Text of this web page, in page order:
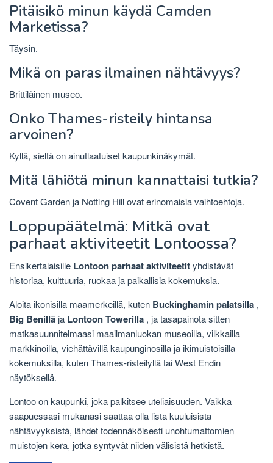
Pitäisikö minun käydä Camden
Marketissa?
Täysin.
Mikä on paras ilmainen nähtävyys?
Brittiläinen museo.
Onko Thames-risteily hintansa
arvoinen?
Kyllä, sieltä on ainutlaatuiset kaupunkinäkymät.
Mitä lähiötä minun kannattaisi tutkia?
Covent Garden ja Notting Hill ovat erinomaisia ​​vaihtoehtoja.
Loppupäätelmä: Mitkä ovat
parhaat aktiviteetit Lontoossa?
Ensikertalaisille Lontoon parhaat aktiviteetityhdistävät
historiaa, kulttuuria, ruokaa ja paikallisia kokemuksia.
Aloita ikonisilla maamerkeillä, kuten Buckinghamin palatsilla ,
Big Benillä ja Lontoon Towerilla , ja tasapainota sitten
matkasuunnitelmaasi maailmanluokan museoilla, vilkkailla
markkinoilla, viehättävillä kaupunginosilla ja ikimuistoisilla
kokemuksilla, kuten Thames-risteilyllä tai West Endin
näytöksellä.
Lontoo on kaupunki, joka palkitsee uteliaisuuden. Vaikka
saapuessasi mukanasi saattaa olla lista kuuluisista
nähtävyyksistä, lähdet todennäköisesti unohtumattomien
muistojen kera, jotka syntyvät niiden välisistä hetkistä.